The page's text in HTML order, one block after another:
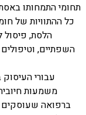
תחומי התמחותו
כל ההתוויות של
הלסת, פיסול
השפתיים,
משמעות
ברפואה שעוסקים